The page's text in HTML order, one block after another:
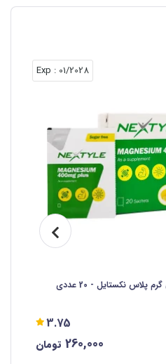
01/2028
: Exp
3.75
260,000 تومان